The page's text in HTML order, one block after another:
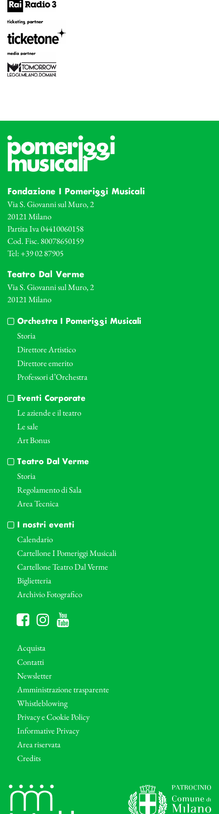
Fondazione I Pomeriggi Musicali
Via S. Giovanni sul Muro, 2
20121 Milano
Partita Iva 04410060158
Cod. Fisc. 80078650159
Tel: +39 02 87905
Teatro Dal Verme
Via S. Giovanni sul Muro, 2
20121 Milano
Orchestra I Pomeriggi Musicali
Storia
Direttore Artistico
Direttore emerito
Professori d’Orchestra
Eventi Corporate
Le aziende e il teatro
Le sale
Art Bonus
Teatro Dal Verme
Storia
Regolamento di Sala
Area Tecnica
I nostri eventi
Calendario
Cartellone I Pomeriggi Musicali
Cartellone Teatro Dal Verme
Biglietteria
Archivio Fotografico
Acquista
Contatti
Newsletter
Amministrazione trasparente
Whistleblowing
Privacy e Cookie Policy
Informative Privacy
Area riservata
Credits